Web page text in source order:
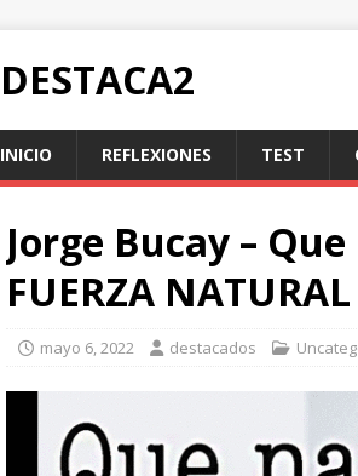
DESTACA2
INICIO REFLEXIONES TEST
Jorge Bucay –
FUERZA NATURAL
mayo 6, 2022 destacados